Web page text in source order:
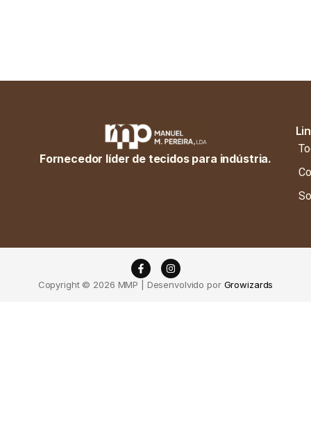
Fornecedor líder de tecidos para indústria.
Copyright © 2026 MMP | Desenvolvido por Growizards